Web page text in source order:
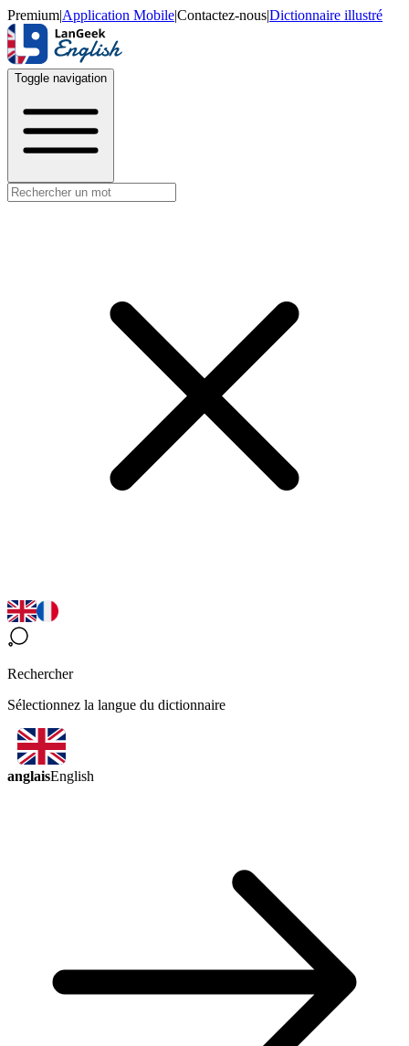
Premium|Application Mobile|Contactez-nous|Dictionnaire illustré
Toggle navigation
Rechercher
Sélectionnez la langue du dictionnaire
anglaisEnglish